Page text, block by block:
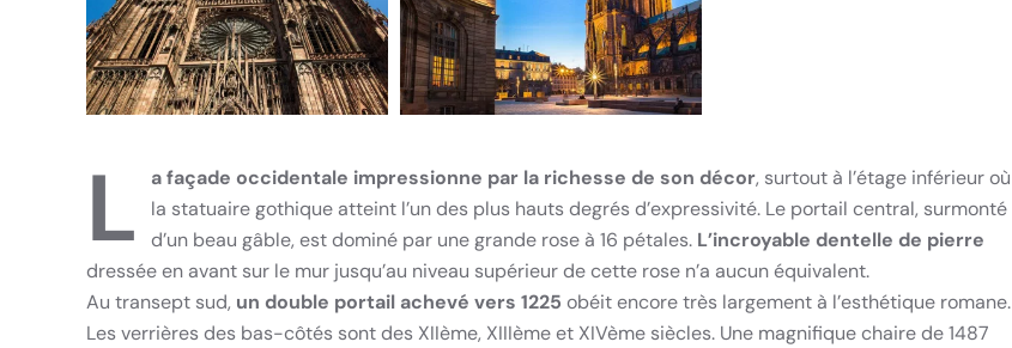
L a façade occidentale impressionne par la richesse de son décor, surtout à l’étage inférieur où
la statuaire gothique atteint l’un des plus hauts degrés d’expressivité. Le portail central, surmonté
d’un beau gâble, est dominé par une grande rose à 16 pétales. L’incroyable dentelle de pierre
dressée en avant sur le mur jusqu’au niveau supérieur de cette rose n’a aucun équivalent.
Au transept sud, un double portail achevé vers 1225 obéit encore très largement à l’esthétique romane.
Les verrières des bas-côtés sont des XIIème, XIIIème et XIVème siècles. Une magnifique chaire de 1487